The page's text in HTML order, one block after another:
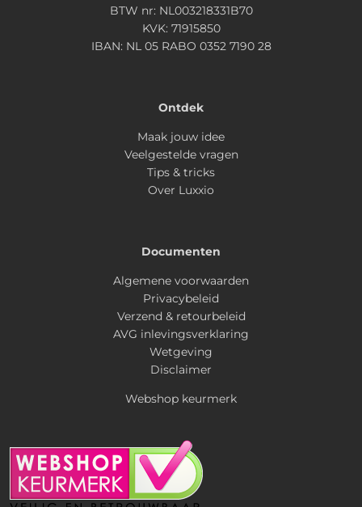
BTW nr: NL003218331B70
KVK: 71915850
IBAN: NL 05 RABO 0352 7190 28
Ontdek
Maak jouw idee
Veelgestelde vragen
Tips & tricks
Over Luxxio
Documenten
Algemene voorwaarden
Privacybeleid
Verzend & retourbeleid
AVG inlevingsverklaring
Wetgeving
Disclaimer
Webshop keurmerk